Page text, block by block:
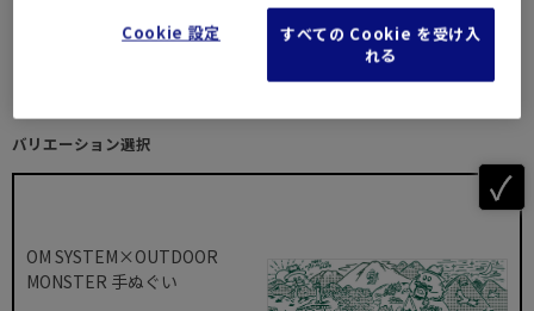
バリエーション選択
OM SYSTEM×OUTDOOR
MONSTER 手ぬぐい
Cookie 設定
すべての Cookie を受け入
れる